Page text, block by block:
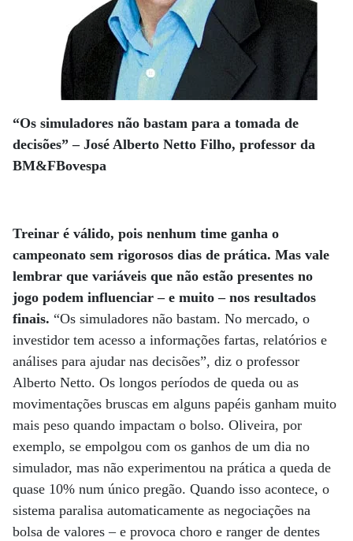
“Os simuladores não bastam para a tomada de
decisões” – José Alberto Netto Filho, professor da
BM&FBovespa
Treinar é válido, pois nenhum time ganha o
campeonato sem rigorosos dias de prática. Mas vale
lembrar que variáveis que não estão presentes no
jogo podem influenciar – e muito – nos resultados
finais. “Os simuladores não bastam. No mercado, o
investidor tem acesso a informações fartas, relatórios e
análises para ajudar nas decisões”, diz o professor
Alberto Netto. Os longos períodos de queda ou as
movimentações bruscas em alguns papéis ganham muito
mais peso quando impactam o bolso. Oliveira, por
exemplo, se empolgou com os ganhos de um dia no
simulador, mas não experimentou na prática a queda de
quase 10% num único pregão. Quando isso acontece, o
sistema paralisa automaticamente as negociações na
bolsa de valores – e provoca choro e ranger de dentes